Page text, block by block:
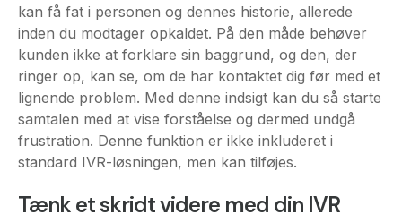
kan få fat i personen og dennes historie, allerede
inden du modtager opkaldet. På den måde behøver
kunden ikke at forklare sin baggrund, og den, der
ringer op, kan se, om de har kontaktet dig før med et
lignende problem. Med denne indsigt kan du så starte
samtalen med at vise forståelse og dermed undgå
frustration. Denne funktion er ikke inkluderet i
standard IVR-løsningen, men kan tilføjes.
Tænk et skridt videre med din IVR